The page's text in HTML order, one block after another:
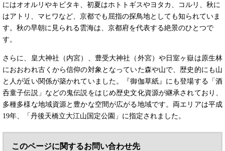
にはオオルリやキビタキ、初夏はホトトギスやヨタカ、コルリ、秋に
はアトリ、マヒワなど、京都でも屈指の探鳥地としても知られていま
す。秋の早朝に見られる雲海は、京都府を代表する絶景のひとつで
す。
さらに、皇大神社（内宮）、豊受大神社（外宮）や日室ヶ嶽は原生林
におおわれ古くから信仰の対象となっていた森や山で、歴史的にも山
と人が近い関係が築かれていました。『御伽草紙』にも登場する「酒
呑童子伝説」などの鬼伝説をはじめ歴史文化資源が継承されており、
多種多様な地域資源と豊かな空間が広がる地域です。両エリアは平成
19年、「丹後天橋立大江山国定公園」に指定されました。
このページに関するお問い合わせ先